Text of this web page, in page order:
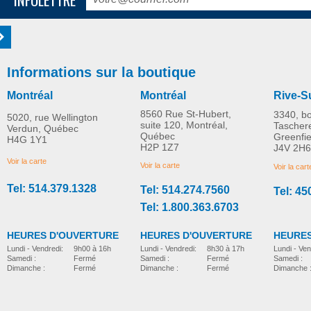
Informations sur la boutique
Montréal
5020, rue Wellington
Verdun, Québec
H4G 1Y1
Voir la carte
Tel: 514.379.1328
HEURES D'OUVERTURE
Lundi - Vendredi:
Samedi :
Dimanche :
9h00 à 16h
Fermé
Fermé
Montréal
8560 Rue St-Hubert,
suite 120, Montréal,
Québec
H2P 1Z7
Voir la carte
Tel: 514.274.7560
Tel: 1.800.363.6703
HEURES D'OUVERTURE
Lundi - Vendredi:
Samedi :
Dimanche :
8h30 à 17h
Fermé
Fermé
Rive-
3340,
J4V 2H6
Voir la
Tel:
Lundi -
Samedi :
Dimanche :